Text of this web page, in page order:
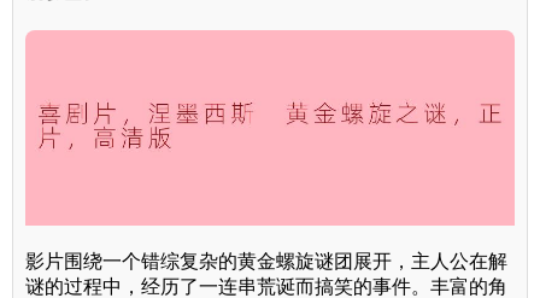
影片围绕一个错综复杂的黄金螺旋谜团展开，主人公在解
谜的过程中，经历了一连串荒诞而搞笑的事件。丰富的角